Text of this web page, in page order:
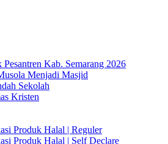
Kab. Semarang 2026
Menjadi Masjid
Sekolah
Kristen
Produk Halal | Reguler
Produk Halal | Self Declare